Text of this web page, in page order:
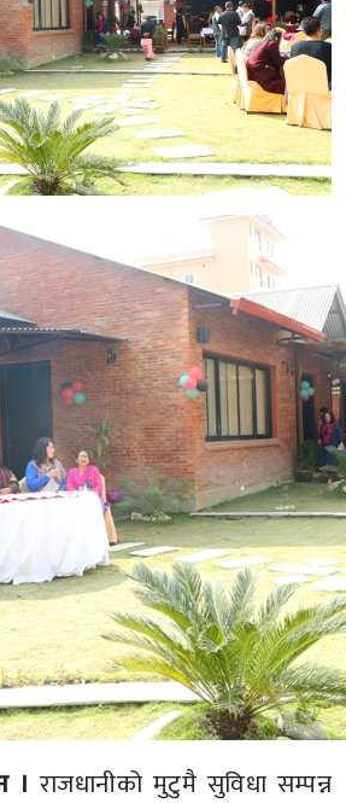
। राजधानीको मुटुमै सुविधा सम्पन्न